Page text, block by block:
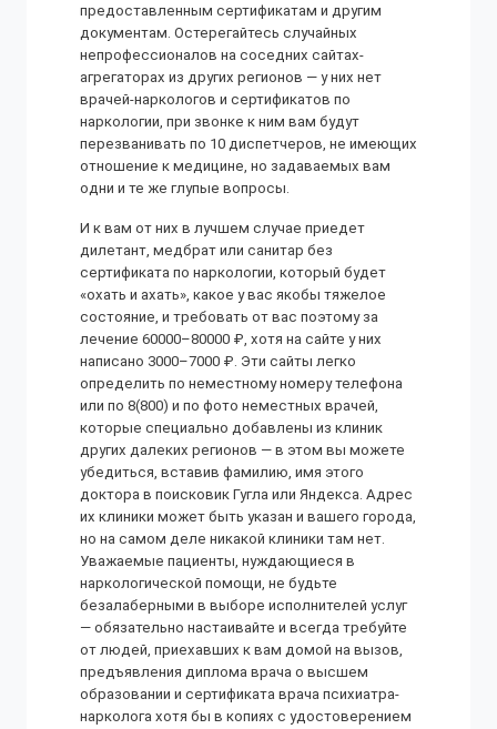
предоставленным сертификатам и другим
документам. Остерегайтесь случайных
непрофессионалов на соседних сайтах-
агрегаторах из других регионов — у них нет
врачей-наркологов и сертификатов по
наркологии, при звонке к ним вам будут
перезванивать по 10 диспетчеров, не имеющих
отношение к медицине, но задаваемых вам
одни и те же глупые вопросы.
И к вам от них в лучшем случае приедет
дилетант, медбрат или санитар без
сертификата по наркологии, который будет
«охать и ахать», какое у вас якобы тяжелое
состояние, и требовать от вас поэтому за
лечение 60000–80000 ₽, хотя на сайте у них
написано 3000–7000 ₽. Эти сайты легко
определить по неместному номеру телефона
или по 8(800) и по фото неместных врачей,
которые специально добавлены из клиник
других далеких регионов — в этом вы можете
убедиться, вставив фамилию, имя этого
доктора в поисковик Гугла или Яндекса. Адрес
их клиники может быть указан и вашего города,
но на самом деле никакой клиники там нет.
Уважаемые пациенты, нуждающиеся в
наркологической помощи, не будьте
безалаберными в выборе исполнителей услуг
— обязательно настаивайте и всегда требуйте
от людей, приехавших к вам домой на вызов,
предъявления диплома врача о высшем
образовании и сертификата врача психиатра-
нарколога хотя бы в копиях с удостоверением